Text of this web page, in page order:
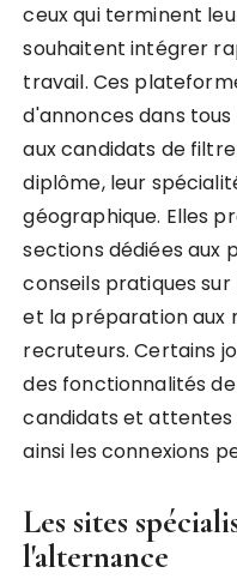
ceux qui terminent
souhaitent intégrer
travail. Ces
d'annonces dans
aux candidats de
diplôme, leur
géographique. Elles
sections dédiées aux
conseils pratiques
et la préparation aux
recruteurs. Certains
des fonctionnalités
candidats et
ainsi les connexions
Les sites
l'alternance